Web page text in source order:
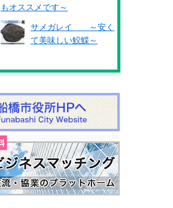
もオススメです～
サメガレイ ～安く
て美味しい鮫鰈～